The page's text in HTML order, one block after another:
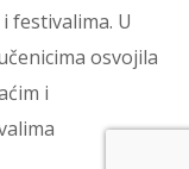
festivalima. U
osvojila
i